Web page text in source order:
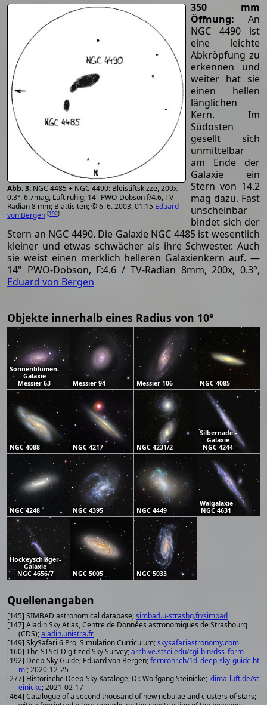
NGC 4485 + NGC 4490: Bleistiftskizze, 200x,
0.3°, 6.7mag, Luft ruhig; 14" PWO-Dobson f/4.6, TV-
Radian 8 mm; Blattisiten; © 6. 6. 2003, 01:15 Eduard
von Bergen [192]
350 mm
Öffnung: An
NGC 4490 ist
eine leichte
Abkröpfung zu
erkennen und
weiter hat sie
einen hellen
länglichen
Kern. Im
Südosten
gesellt sich
unmittelbar
am Ende der
Galaxie ein
Stern von 14.2
mag dazu. Fast
unscheinbar
bindet sich der
Stern an NGC 4490. Die Galaxie NGC 4485 ist wesentlich
kleiner und etwas schwächer als ihre Schwester. Auch
sie weist einen merklich helleren Galaxienkern auf. —
14" PWO-Dobson, F:4.6 / TV-Radian 8mm, 200x, 0.3°,
Eduard von Bergen
Objekte innerhalb eines Radius von 10°
Sonnenblumen-
Galaxie
Messier 63
Messier 94 Messier 106 NGC 4085
NGC 4088 NGC 4217 NGC 4231/2
Silbernadel-
Galaxie
NGC 4244
NGC 4248 NGC 4395 NGC 4449
Walgalaxie
NGC 4631
Hockeyschläger-
Galaxie
NGC 4656/7
NGC 5005 NGC 5033
Quellenangaben
[145] SIMBAD astronomical database;simbad.u-strasbg.fr/simbad
[147] Aladin Sky Atlas, Centre de Données astronomiques de Strasbourg
(CDS);aladin.unistra.fr
[149] SkySafari 6 Pro, Simulation Curriculum;skysafariastronomy.com
[160] The STScI Digitized Sky Survey;archive.stsci.edu/cgi-bin/dss_form
[192] Deep-Sky Guide; Eduard von Bergen;fernrohr.ch/1d_deep-sky-guide.ht
ml; 2020-12-25
[277] Historische Deep-Sky Kataloge; Dr. Wolfgang Steinicke; klima-luft.de/st
einicke; 2021-02-17
[464] Catalogue of a second thousand of new nebulae and clusters of stars;